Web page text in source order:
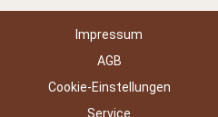
Impressum
AGB
Cookie-Einstellungen
Service